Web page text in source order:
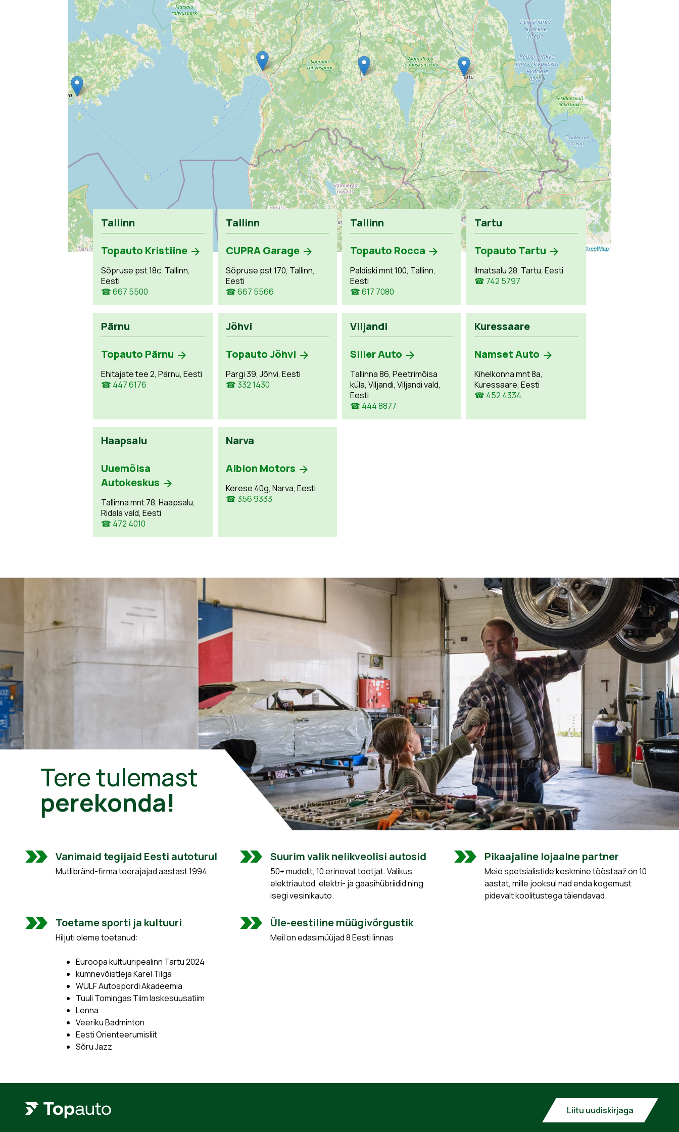
Leaflet OpenStreetMap
Tallinn
Topauto Kristiine
Sõpruse pst 18c, Tallinn,
Eesti
☎ 667 5500
Tallinn
CUPRA Garage
Sõpruse pst 170, Tallinn,
Eesti
☎ 667 5566
Tallinn
Topauto Rocca
Paldiski mnt 100, Tallinn,
Eesti
☎ 617 7080
Tartu
Topauto Tartu
Ilmatsalu 28, Tartu, Eesti
☎ 742 5797
Pärnu
Topauto Pärnu
Ehitajate tee 2, Pärnu, Eesti
☎ 447 6176
Jõhvi
Topauto Jõhvi
Pargi 39, Jõhvi, Eesti
☎ 332 1430
Viljandi
Siller Auto
Tallinna 86, Peetrimõisa
küla, Viljandi, Viljandi vald,
Eesti
☎ 444 8877
Kuressaare
Namset Auto
Kihelkonna mnt 8a,
Kuressaare, Eesti
☎ 452 4334
Haapsalu
Uuemõisa
Autokeskus
Tallinna mnt 78, Haapsalu,
Ridala vald, Eesti
☎ 472 4010
Narva
Albion Motors
Kerese 40g, Narva, Eesti
☎ 356 9333
Tere tulemast
perekonda!
Vanimaid tegijaid Eesti autoturul
Mutlibränd-firma teerajajad aastast 1994
Suurim valik nelikveolisi autosid
50+ mudelit, 10 erinevat tootjat. Valikus
elektriautod, elektri- ja gaasihübriidid ning
isegi vesinikauto.
Pikaajaline lojaalne partner
Meie spetsialistide keskmine tööstaaž on 10
aastat, mille jooksul nad enda kogemust
pidevalt koolitustega täiendavad.
Toetame sporti ja kultuuri
Hiljuti oleme toetanud:
Euroopa kultuuripealinn Tartu 2024
kümnevõistleja Karel Tilga
WULF Autospordi Akadeemia
Tuuli Tomingas Tiim laskesuusatiim
Lenna
Veeriku Badminton
Eesti Orienteerumisliit
Sõru Jazz
Üle-eestiline müügivõrgustik
Meil on edasimüüjad 8 Eesti linnas
Liitu uudiskirjaga